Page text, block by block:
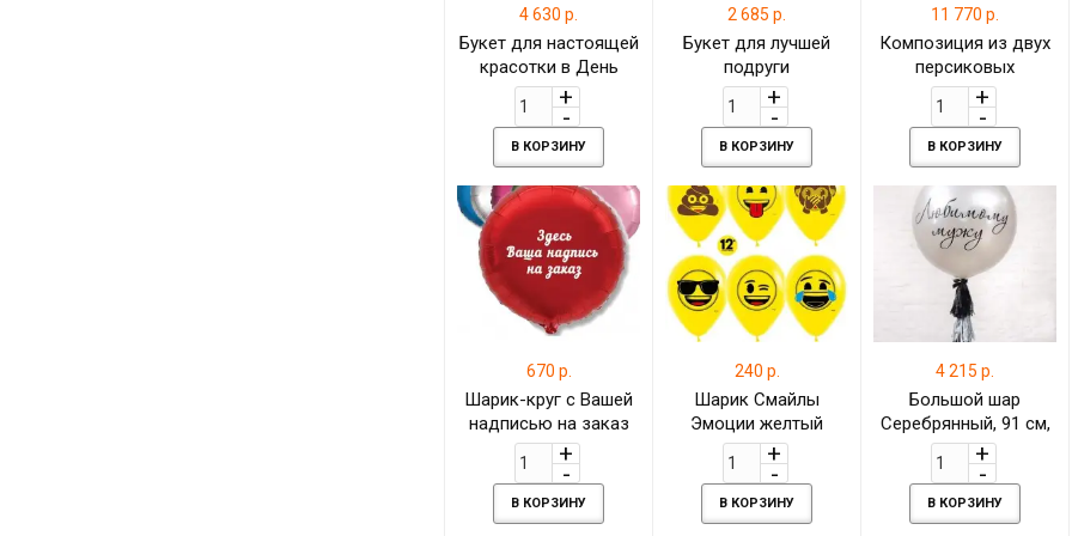
4 630 р.
Букет для настоящей
красотки в День
рождения
В КОРЗИНУ
2 685 р.
Букет для лучшей
подруги
В КОРЗИНУ
11 770 р.
Композиция из двух
персиковых
фонтанов и шара
Баблс (Bubbles) c
Вашей надписью
В КОРЗИНУ
670 р.
Шарик-круг с Вашей
надписью на заказ
В КОРЗИНУ
240 р.
Шарик Смайлы
Эмоции желтый
пастель 30 см
В КОРЗИНУ
4 215 р.
Большой шар
Серебрянный, 91 см,
металлик
В КОРЗИНУ